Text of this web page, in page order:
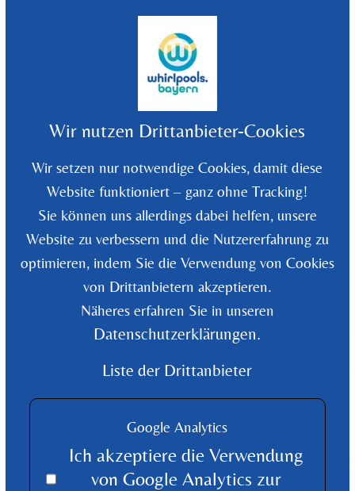
Whirlpools Bayern - Rüdiger Wolf
Wir nutzen Drittanbieter-Cookies
Wir setzen nur notwendige Cookies, damit diese
Website funktioniert – ganz ohne Tracking!
Sie können uns allerdings dabei helfen, unsere
Website zu verbessern und die Nutzererfahrung zu
optimieren, indem Sie die Verwendung von Cookies
von Drittanbietern akzeptieren.
Näheres erfahren Sie in unseren
Datenschutzerklärungen.
Liste der Drittanbieter
Google Analytics
Ich akzeptiere die Verwendung
von Google Analytics zur
Zurück zur Übersicht